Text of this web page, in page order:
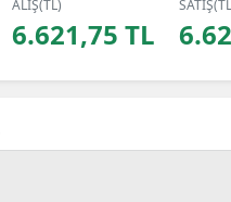
Antalya
ALIŞ(TL)
6.621,75 TL